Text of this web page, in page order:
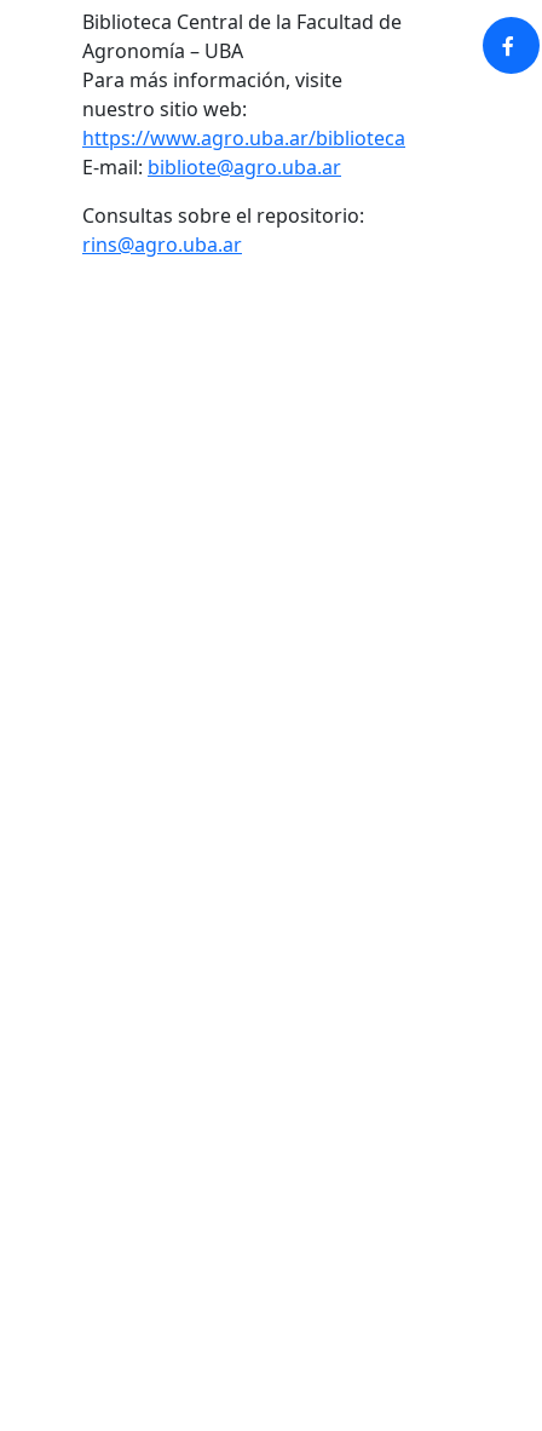
Biblioteca Central de la Facultad de
Agronomía – UBA
Para más información, visite
nuestro sitio web:
https://www.agro.uba.ar/biblioteca
E-mail: bibliote@agro.uba.ar
Consultas sobre el repositorio:
rins@agro.uba.ar